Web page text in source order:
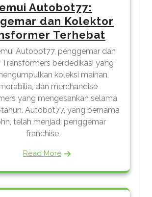
Autobot77:
dan Kolektor
Terhebat
Autobot77, penggemar dan
berdedikasi yang
koleksi mainan,
dan merchandise
yang mengesankan selama
Autobot77, yang bernama
telah menjadi penggemar
franchise
Read More